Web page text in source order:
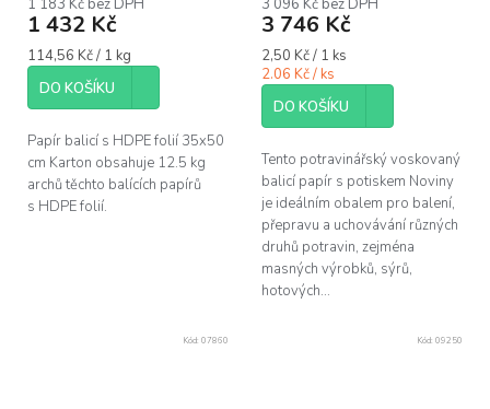
1 183 Kč bez DPH
1 432 Kč
Měrná
cena:
114,56 Kč / 1 kg
DO KOŠÍKU
Papír balicí s HDPE folií 35x50
cm Karton obsahuje 12.5 kg
archů těchto balících papírů
s HDPE folií.
3 096 Kč bez DPH
3 746 Kč
Měrná
cena:
2,50 Kč / 1 ks
2.06 Kč / ks
DO KOŠÍKU
Tento potravinářský voskovaný
balicí papír s potiskem Noviny
je ideálním obalem pro balení,
přepravu a uchovávání různých
druhů potravin, zejména
masných výrobků, sýrů,
hotových...
Kód: 07860 Kód: 09250